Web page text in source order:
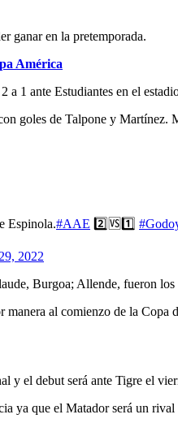
ganar en la pretemporada.
América
1 ante Estudiantes en el
goles de Talpone y Martínez.
Espinola.#AAE 2️⃣🆚️1️⃣
2022
Burgoa; Allende, fueron los
al comienzo de la Copa
y el debut será ante Tigre el
ya que el Matador será un